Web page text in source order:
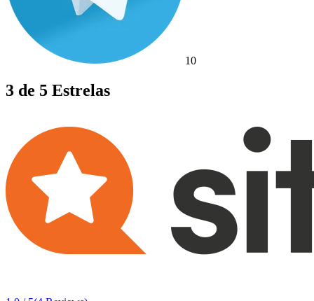
10
3 de 5 Estrelas